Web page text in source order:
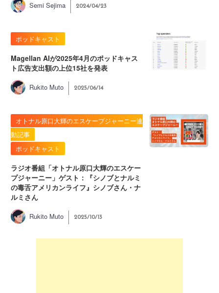
Semi Sejima 2024/04/23
ポッドキャスト
Magellan AIが2025年4月のポッドキャス
ト広告支出額の上位15社を発表
Rukito Muto 2025/06/14
オトナル原口大輝のエスケープジャーニー連
動記事
ポッドキャスト
ラジオ番組「オトナル原口大輝のエスケー
プジャーニー」ゲスト：『シノブとナルミ
の毒舌アメリカンライフ』シノブさん・ナ
ルミさん
Rukito Muto 2025/10/13